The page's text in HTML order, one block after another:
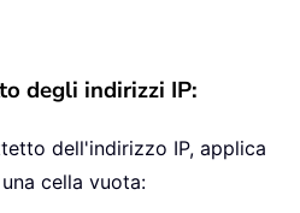
degli indirizzi IP:
dell'indirizzo IP, applica
cella vuota: